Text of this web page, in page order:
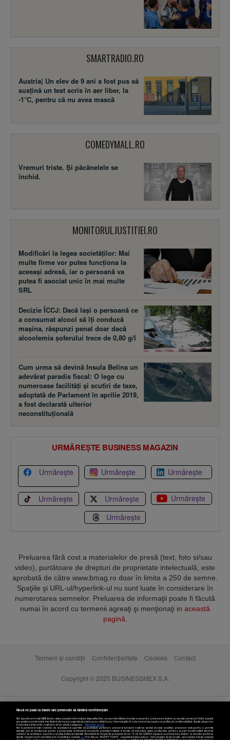
SMARTRADIO.RO
Austria| Un elev de 9 ani a fost pus să
susţină un test scris în aer liber, la
-1°C, pentru că nu avea mască
COMEDYMALL.RO
Vremuri triste. Şi păcănelele se
închid.
MONITORULJUSTITIEI.RO
Modificări la legea societăţilor: Mai
multe firme vor putea funcţiona la
aceeaşi adresă, iar o persoană va
putea fi asociat unic în mai multe
SRL
Decizie ÎCCJ: Dacă laşi o persoană ce
a consumat alcool să îţi conducă
maşina, răspunzi penal doar dacă
alcoolemia şoferului trece de 0,80 g/l
Cum urma să devină Insula Belina un
adevărat paradis fiscal: O lege cu
numeroase facilităţi şi scutiri de taxe,
adoptată de Parlament în aprilie 2019,
a fost declarată ulterior
neconstituţională
URMĂREȘTE BUSINESS MAGAZIN
Urmărește Urmărește Urmărește
Urmărește Urmărește
Urmărește
Urmărește
Preluarea fără cost a materialelor de presă (text, foto si/sau
video), purtătoare de drepturi de proprietate intelectuală, este
aprobată de către www.bmag.ro doar în limita a 250 de semne.
Spaţiile şi URL-ul/hyperlink-ul nu sunt luate în considerare în
numerotarea semnelor. Preluarea de informaţii poate fi făcută
numai în acord cu termenii agreaţi şi menţionaţi in această
pagină
Termeni și condiții Confidențialitate Cookies Contact
Copyright © 2025 BUSINESSMEX S.A.
Nouă ne pasă ca datele tale personale să rămână confidențiale
Noi și partenerii noștri589stocăm și/sau accesăm informații pe dispozitivul dvs., precum identificatorii cookie unici pentru prelucrarea datelor cu caracter personal. Puteți accepta
sau gestiona preferințele dvs. făcând clic mai jos, respectiv vă puteți opune utilizării unui interes legitim în orice moment pe pagina cu politica de confidențialitate. Aceste alegeri vor
fi raportate partenerilor noștri și nu vă vor afecta navigarea.
Mai multe detalii
Noi si partenerii nostri (retelele de socializare si agentiile de publicitate partenere, precum si furnizorii nostri de servicii de date analitice) prelucram date pentru a permite
website-ului sa functioneze, pentru a personaliza continutul si anunturile publicitare afisate in functie de interesele si/sau profilul dvs., pentru a va oferi functionalitati aferente
retelelor de socializare si pentru a analiza traficul pe website. Beneficiati de drepturile prevazute de art. 15-22 din GDPR in legatura cu prelucrarea datelor cu caracter personal.
Aceste drepturi pot fi exercitate prin modalitatea indicataaici. Prin click pe “ACCEPT TOATE”, acceptati folosirea tuturor Tehnologiilor de tip Cookie, care implica inclusiv acceptul